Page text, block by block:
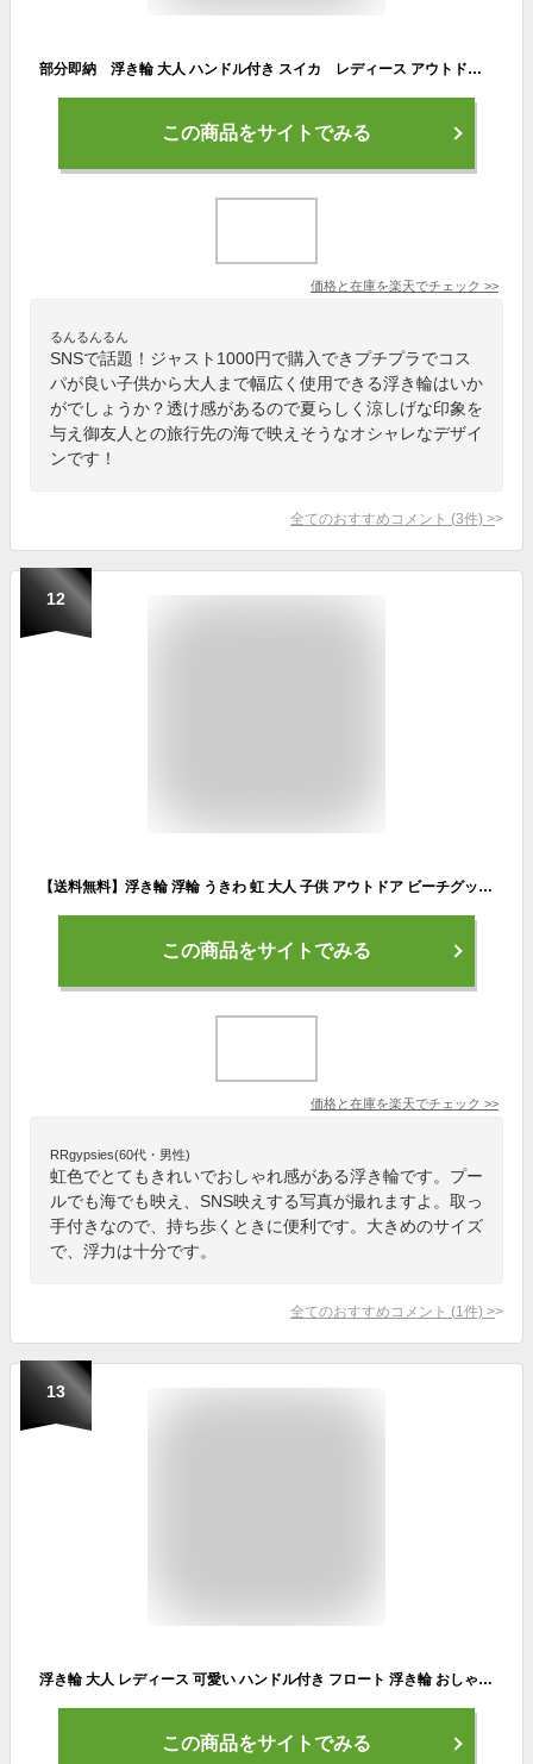
部分即納 浮き輪 大人 ハンドル付き スイカ レディース アウトドア ビーチグッズ SNSで話題 海水浴 かわいい インスタ映え おもしろ 波乗り 水遊び 夏休み 海 大きいサイズ 透け感 送料無料 子供から大人まで
この商品をサイトでみる
価格と在庫を楽天でチェック >>
るんるんるん
SNSで話題！ジャスト1000円で購入できプチプラでコス
パが良い子供から大人まで幅広く使用できる浮き輪はいか
がでしょうか？透け感があるので夏らしく涼しげな印象を
与え御友人との旅行先の海で映えそうなオシャレなデザイ
ンです！
全てのおすすめコメント (3件) >
12
【送料無料】浮き輪 浮輪 うきわ 虹 大人 子供 アウトドア ビーチグッズ 遊び 夏休み サイド プール 海 ビーチ 海水浴 フロート 90 100 取っ手付き
この商品をサイトでみる
価格と在庫を楽天でチェック >>
RRgypsies(60代・男性)
虹色でとてもきれいでおしゃれ感がある浮き輪です。プー
ルでも海でも映え、SNS映えする写真が撮れますよ。取っ
手付きなので、持ち歩くときに便利です。大きめのサイズ
で、浮力は十分です。
全てのおすすめコメント (1 件) >
13
浮き輪 大人 レディース 可愛い ハンドル付き フロート 浮き輪 おしゃれ SNSで話題 海水浴 プール 夏 インスタ映え 子供 大人 スパンコール おしゃれ かわいい SNSマット フローティング お宝プライス 家庭用プール 海水浴 プール フロート 100#
この商品をサイトでみる